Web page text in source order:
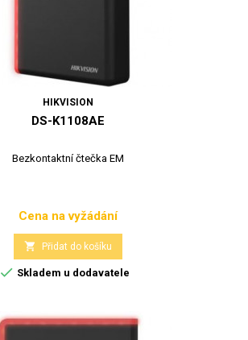
HIKVISION
DS-K1108AE
Bezkontaktní čtečka EM
Cena
Cena na vyžádání
 Přidat do košíku
 Skladem u dodavatele